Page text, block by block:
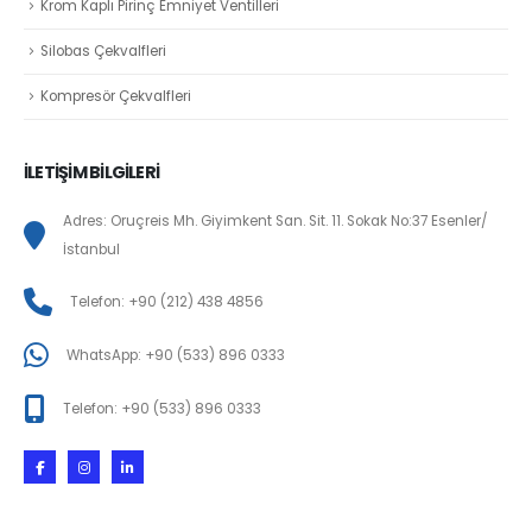
Krom Kaplı Pirinç Emniyet Ventilleri
Silobas Çekvalfleri
Kompresör Çekvalfleri
İLETİŞİM BİLGİLERİ
Adres: Oruçreis Mh. Giyimkent San. Sit. 11. Sokak No:37 Esenler/
İstanbul
Telefon: +90 (212) 438 4856
WhatsApp: +90 (533) 896 0333
Telefon: +90 (533) 896 0333